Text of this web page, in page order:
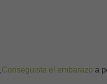
Conseguiste el embarazo a